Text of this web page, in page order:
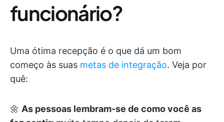
funcionário?
Uma ótima recepção é o que dá um bom
começo às suas metas de integração. Veja por
quê:
🌼 As pessoas lembram-se de como você as